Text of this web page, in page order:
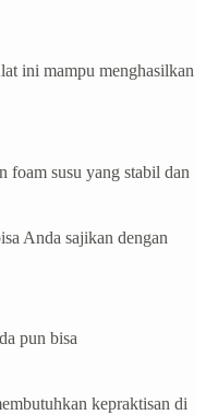
ini mampu menghasilkan
foam susu yang stabil dan
Anda sajikan dengan
pun bisa
kepraktisan di